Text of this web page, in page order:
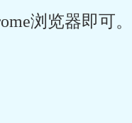
浏览器即可。